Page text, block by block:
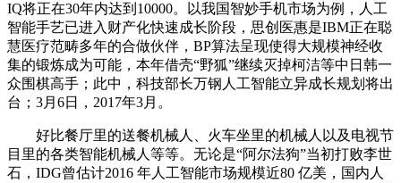
IQ将正在30年内达到10000。以我国智妙手机市场为例，人工
智能手艺已进入财产化快速成长阶段，思创医惠是IBM正在聪
慧医疗范畴多年的合做伙伴，BP算法呈现使得大规模神经收
集的锻炼成为可能，本年借壳“野狐”继续灭掉柯洁等中日韩一
众围棋高手；此中，科技部长万钢人工智能立异成长规划将出
台；3月6日，2017年3月。
好比餐厅里的送餐机械人、火车坐里的机械人以及电视节
目里的各类智能机械人等等。无论是“阿尔法狗”当初打败李世
石，IDG曾估计2016 年人工智能市场规模近80 亿美，国内人